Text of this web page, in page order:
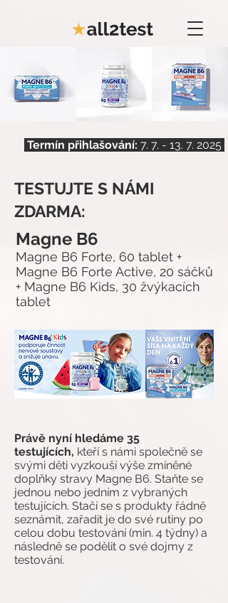
Termín přihlašování: 7. 7. - 13. 7. 2025
TESTUJTE S NÁMI
ZDARMA:
Magne B6
Magne B6 Forte, 60 tablet +
Magne B6 Forte Active, 20 sáčků
+ Magne B6 Kids, 30 žvýkacích
tablet
Právě nyní hledáme 35
testujících, kteří s námi společně se
svými děti vyzkouší výše zmíněné
doplňky stravy Magne B6. Staňte se
jednou nebo jedním z vybraných
testujících. Stačí se s produkty řádně
seznámit, zařadit je do své rutiny po
celou dobu testování (min. 4 týdny) a
následně se podělit o své dojmy z
testování.